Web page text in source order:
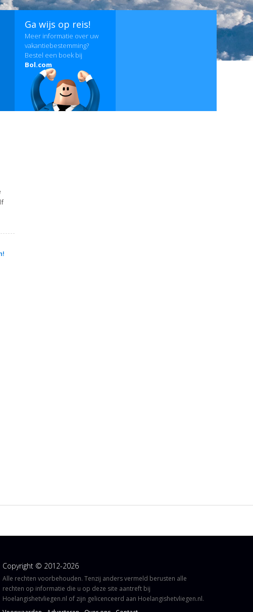
Ga wijs op reis!
Meer informatie over uw
vakantiebestemming?
Bestel een boek bij
Bol.com
Copyright © 2012-2026
Alle rechten voorbehouden. Tenzij anders vermeld berusten alle
rechten op informatie die u op deze site aantreft bij
Hoelangishetvliegen.nl of zijn gelicenceerd aan Hoelangishetvliegen.nl.